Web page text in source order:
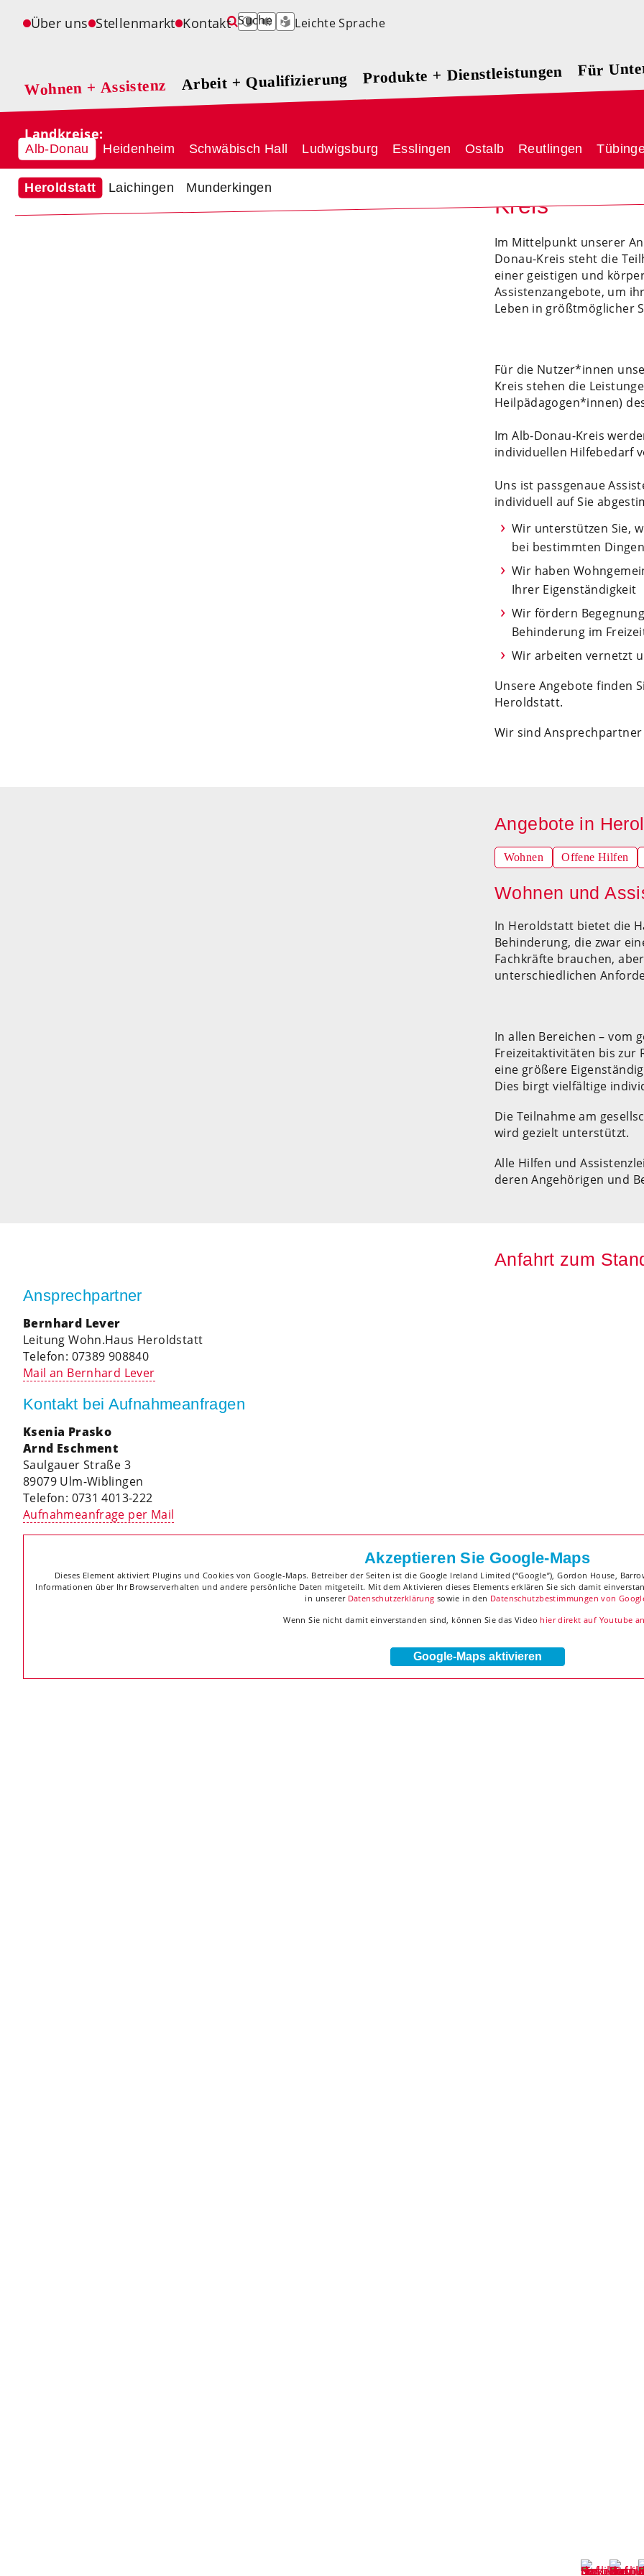
Navigation
Über uns Stellenmarkt Kontakt Suche Leichte Sprache
Navigation
Wohnen + Assistenz
Alb-Donau
Heroldstatt Laichingen Munderkingen
Heidenheim Schwäbisch Hall Ludwigsburg Esslingen Ostalb Reutlingen
Arbeit + Qualifizierung
Alb-Donau Ludwigsburg Ostalb Reutlingen Tübingen Ulm Über Arbeit + Qualifizierung
Produkte + Dienstleistungen
Produkte + Dienstleistungen
Für
Wohnen und
Kreis
Im Mittelpunkt unserer
Donau-Kreis steht die
einer geistigen und
Assistenzangebote, um
Leben in größtmöglicher
Für die Nutzer*innen
Kreis stehen die
Heilpädagogen*innen)
Im Alb-Donau-Kreis
individuellen Hilfebedarf
Uns ist passgenaue
individuell auf Sie
Wir unterstützen Sie,
bei bestimmten
Wir haben
Ihrer Eigenständigkeit
Wir fördern
Behinderung im
Wir arbeiten vernetzt
Unsere Angebote finden
Heroldstatt.
Wir sind
Angebote in
Navigation
überspringen
Wohnen Offene Hilfen
Wohnen und
In Heroldstatt bietet die
Behinderung, die zwar
Fachkräfte brauchen,
unterschiedlichen
In allen Bereichen – vom
Freizeitaktivitäten bis zur
eine größere
Dies birgt vielfältige
Die Teilnahme am
wird gezielt unterstützt.
Alle Hilfen und
deren Angehörigen und
Anfahrt zum
Ansprechpartner
Bernhard Lever
Leitung Wohn.Haus Heroldstatt
Telefon: 07389 908840
Mail an Bernhard Lever
Kontakt bei Aufnahmeanfragen
Ksenia Prasko
Arnd Eschment
Saulgauer Straße 3
89079 Ulm-Wiblingen
Telefon: 0731 4013-222
Aufnahmeanfrage per Mail
Akzeptieren Sie Google-Maps
Dieses Element aktiviert Plugins und Cookies von Google-Maps. Betreiber der Seiten ist die Google Ireland Limited (“Google”), Gordon House,
Informationen über Ihr Browserverhalten und andere persönliche Daten mitgeteilt. Mit dem Aktivieren dieses Elements erklären Sie sich damit
in unserer Datenschutzerklärung sowie in den Datenschutzbestimmungen von
Wenn Sie nicht damit einverstanden sind, können Sie das Video hier direkt auf Youtube
Google-Maps aktivieren